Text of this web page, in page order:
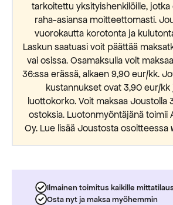
tarkoitettu yksityishenkilöille,
raha-asiansa moitteettomasti.
vuorokautta korotonta ja
Laskun saatuasi voit päättää
vai osissa. Osamaksulla voit
36:ssa erässä, alkaen 9,90 eur/kk.
kustannukset ovat 3,90 eur/kk
luottokorko. Voit maksaa
ostoksia. Luotonmyöntäjänä toimii
Oy. Lue lisää Joustosta osoitteessa
Ilmainen toimitus kaikille
Osta nyt ja maksa myöhemmin